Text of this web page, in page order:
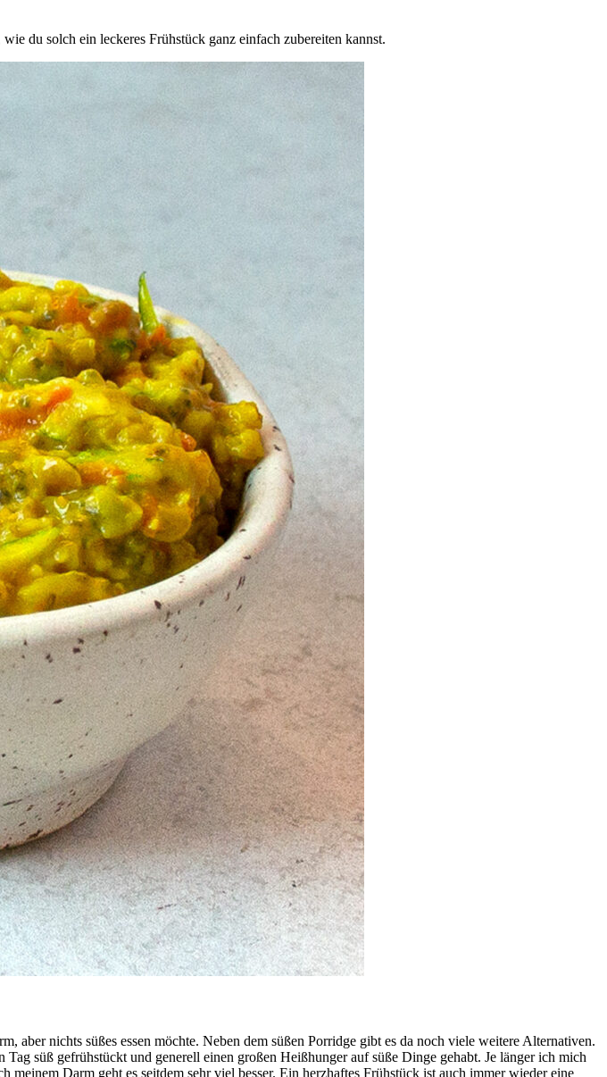
du solch ein leckeres Frühstück ganz einfach zubereiten kannst.
aber nichts süßes essen möchte. Neben dem süßen Porridge gibt es da noch viele weitere Alternativen.
süß gefrühstückt und generell einen großen Heißhunger auf süße Dinge gehabt. Je länger ich mich
Darm geht es seitdem sehr viel besser. Ein herzhaftes Frühstück ist auch immer wieder eine